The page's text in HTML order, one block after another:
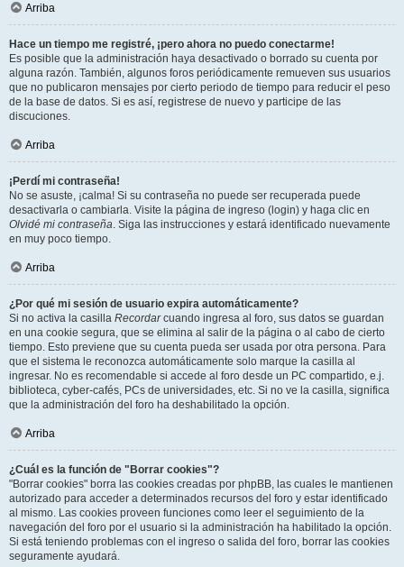
Arriba
Hace un tiempo me registré, ¡pero ahora no puedo conectarme!
Es posible que la administración haya desactivado o borrado su cuenta por
alguna razón. También, algunos foros periódicamente remueven sus usuarios
que no publicaron mensajes por cierto periodo de tiempo para reducir el peso
de la base de datos. Si es así, registrese de nuevo y participe de las
discuciones.
Arriba
¡Perdí mi contraseña!
No se asuste, ¡calma! Si su contraseña no puede ser recuperada puede
desactivarla o cambiarla. Visite la página de ingreso (login) y haga clic en
Olvidé mi contraseña. Siga las instrucciones y estará identificado nuevamente
en muy poco tiempo.
Arriba
¿Por qué mi sesión de usuario expira automáticamente?
Si no activa la casilla Recordarcuando ingresa al foro, sus datos se guardan
en una cookie segura, que se elimina al salir de la página o al cabo de cierto
tiempo. Esto previene que su cuenta pueda ser usada por otra persona. Para
que el sistema le reconozca automáticamente solo marque la casilla al
ingresar. No es recomendable si accede al foro desde un PC compartido, e.j.
biblioteca, cyber-cafés, PCs de universidades, etc. Si no ve la casilla, significa
que la administración del foro ha deshabilitado la opción.
Arriba
¿Cuál es la función de "Borrar cookies"?
"Borrar cookies" borra las cookies creadas por phpBB, las cuales le mantienen
autorizado para acceder a determinados recursos del foro y estar identificado
al mismo. Las cookies proveen funciones como leer el seguimiento de la
navegación del foro por el usuario si la administración ha habilitado la opción.
Si está teniendo problemas con el ingreso o salida del foro, borrar las cookies
seguramente ayudará.